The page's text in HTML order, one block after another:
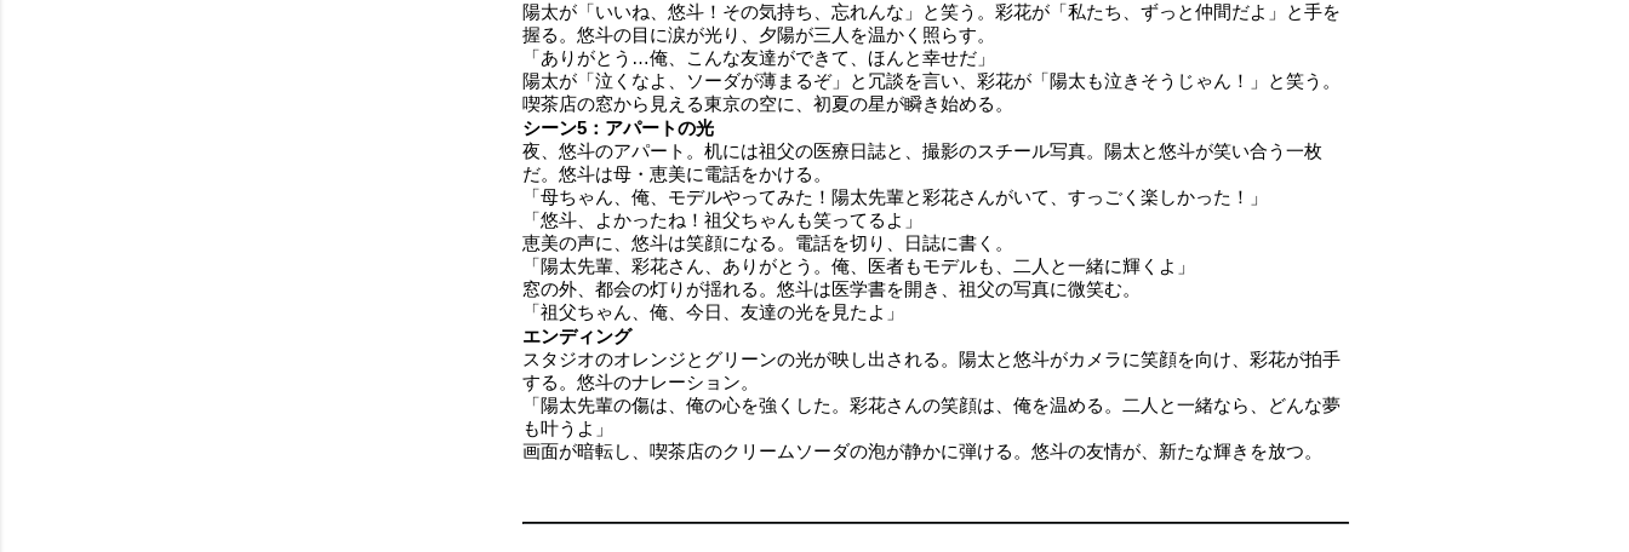
陽太が「いいね、悠斗！その気持ち、忘れんな」と笑う。彩花が「私たち、ずっと仲間だよ」と手を
握る。悠斗の目に涙が光り、夕陽が三人を温かく照らす。
「ありがとう…俺、こんな友達ができて、ほんと幸せだ」
陽太が「泣くなよ、ソーダが薄まるぞ」と冗談を言い、彩花が「陽太も泣きそうじゃん！」と笑う。
喫茶店の窓から見える東京の空に、初夏の星が瞬き始める。
シーン5：アパートの光
夜、悠斗のアパート。机には祖父の医療日誌と、撮影のスチール写真。陽太と悠斗が笑い合う一枚
だ。悠斗は母・恵美に電話をかける。
「母ちゃん、俺、モデルやってみた！陽太先輩と彩花さんがいて、すっごく楽しかった！」
「悠斗、よかったね！祖父ちゃんも笑ってるよ」
恵美の声に、悠斗は笑顔になる。電話を切り、日誌に書く。
「陽太先輩、彩花さん、ありがとう。俺、医者もモデルも、二人と一緒に輝くよ」
窓の外、都会の灯りが揺れる。悠斗は医学書を開き、祖父の写真に微笑む。
「祖父ちゃん、俺、今日、友達の光を見たよ」
エンディング
スタジオのオレンジとグリーンの光が映し出される。陽太と悠斗がカメラに笑顔を向け、彩花が拍手
する。悠斗のナレーション。
「陽太先輩の傷は、俺の心を強くした。彩花さんの笑顔は、俺を温める。二人と一緒なら、どんな夢
も叶うよ」
画面が暗転し、喫茶店のクリームソーダの泡が静かに弾ける。悠斗の友情が、新たな輝きを放つ。